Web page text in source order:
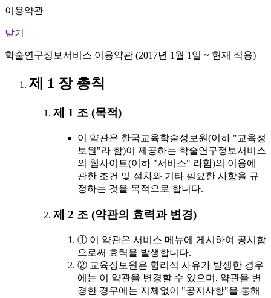
이용약관
닫기
학술연구정보서비스 이용약관 (2017년 1월 1일 ~ 현재 적용)
제 1 장 총칙
제 1 조 (목적)
이 약관은 한국교육학술정보원(이하 "교육정
보원"라 함)이 제공하는 학술연구정보서비스
의 웹사이트(이하 "서비스" 라함)의 이용에
관한 조건 및 절차와 기타 필요한 사항을 규
정하는 것을 목적으로 합니다.
제 2 조 (약관의 효력과 변경)
① 이 약관은 서비스 메뉴에 게시하여 공시함
으로써 효력을 발생합니다.
② 교육정보원은 합리적 사유가 발생한 경우
에는 이 약관을 변경할 수 있으며, 약관을 변
경한 경우에는 지체없이 "공지사항"을 통해